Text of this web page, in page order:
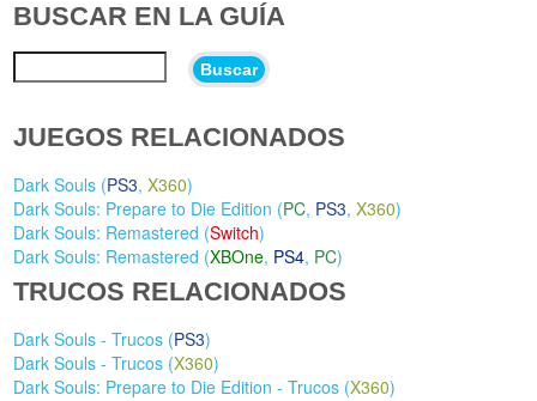
BUSCAR EN LA GUÍA
Buscar
JUEGOS RELACIONADOS
Dark Souls (PS3,X360)
Dark Souls: Prepare to Die Edition (PC, PS3,X360)
Dark Souls: Remastered (Switch)
Dark Souls: Remastered (XBOne, PS4, PC)
TRUCOS RELACIONADOS
Dark Souls - Trucos (PS3)
Dark Souls - Trucos (X360)
Dark Souls: Prepare to Die Edition - Trucos (X360)